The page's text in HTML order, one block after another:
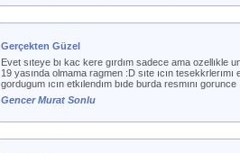
Gerçekten Güzel
Evet sıteye bı kac kere gırdım sadece ama ozellıkle
19 yasında olmama ragmen :D sıte ıcın
gordugum ıcın etkılendım bıde burda resmını
Gencer Murat Sonlu